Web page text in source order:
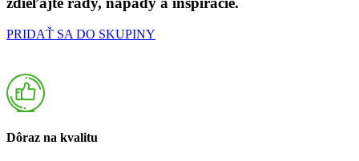
PRIDAŤ SA DO SKUPINY
Dôraz na kvalitu